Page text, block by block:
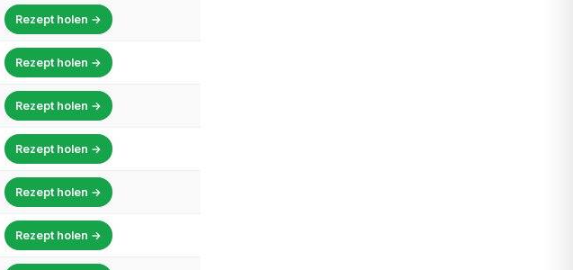
Rezept holen →
Rezept holen →
Rezept holen →
Rezept holen →
Rezept holen →
Rezept holen →